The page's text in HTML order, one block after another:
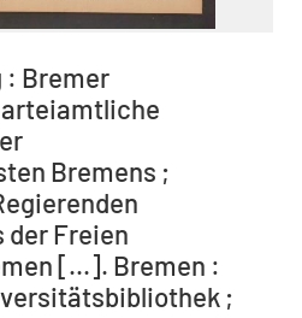
: Bremer
Bremens ;
Freien
[...]. Bremen :
;